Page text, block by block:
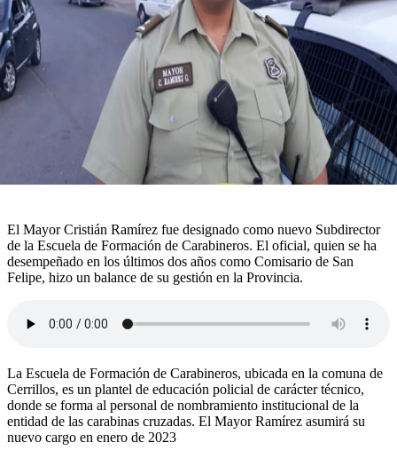
El Mayor Cristián Ramírez fue designado como nuevo Subdirector
de la Escuela de Formación de Carabineros. El oficial, quien se ha
desempeñado en los últimos dos años como Comisario de San
Felipe, hizo un balance de su gestión en la Provincia.
La Escuela de Formación de Carabineros, ubicada en la comuna de
Cerrillos, es un plantel de educación policial de carácter técnico,
donde se forma al personal de nombramiento institucional de la
entidad de las carabinas cruzadas. El Mayor Ramírez asumirá su
nuevo cargo en enero de 2023